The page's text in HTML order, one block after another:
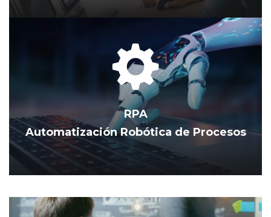
RPA
Automatización Robótica de Procesos